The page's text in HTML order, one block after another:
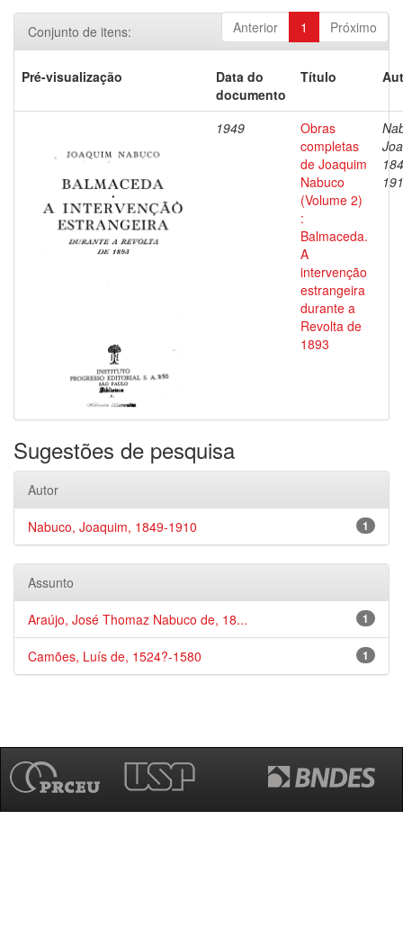
Anterior 1 Próximo
Conjunto de itens:
Pré-visualização
Data do
documento
Título
1949
Obras
completas
de Joaquim
Nabuco
(Volume 2)
:
Balmaceda.
A
intervenção
estrangeira
durante a
Revolta de
1893
Sugestões de pesquisa
Autor
1
Nabuco, Joaquim, 1849-1910
Assunto
1
Araújo, José Thomaz Nabuco de, 18...
1
Camões, Luís de, 1524?-1580